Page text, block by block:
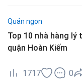
Quán ngon
Top 10 nhà hàng
quận Hoàn Kiếm
1717 0